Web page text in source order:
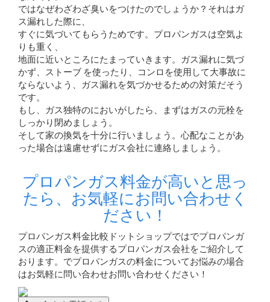
ではなぜわざわざ臭いをつけたのでしょうか？それはガ
ス漏れした際に、
すぐに気づいてもらうためです。プロパンガスは空気よ
りも重く、
地面に近いところにたまっていきます。ガス漏れに気づ
かず、ストーブ を使ったり、コンロを使用して大事故に
ならないよう、ガス漏れを気づかせるための対策だそう
です。
もし、ガス独特のにおいがしたら、まずはガスの元栓を
しっかり閉めましょう。
そして家の換気を十分に行いましょう。心配なことがあ
った場合は遠慮せずにガス会社に連絡しましょう。
プロパンガス料金が高いと思っ
たら、お気軽にお問い合わせく
ださい！
プロパンガス料金比較ドットショップではでプロパンガ
スの適正料金を提供するプロパンガス会社をご紹介して
おります。でプロパンガスの料金についてお悩みの場合
はお気軽に問い合わせお問い合わせください！